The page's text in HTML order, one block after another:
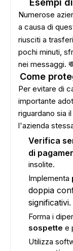
Esempi
Numerose
a causa di
riusciti a
pochi minuti,
nei messaggi.
Come
Per evitare di
importante
riguardano sia
l'azienda
Verifica
di
insolite.
Implementa
doppia
significativi.
Forma i
sospette e
Utilizza